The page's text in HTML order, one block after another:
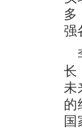
多
强
长
未
的